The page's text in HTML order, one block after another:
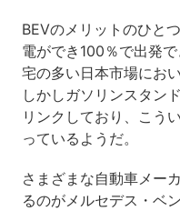
BEVのメリットのひと
電ができ100％で出発
宅の多い日本市場にお
しかしガソリンスタン
リンクしており、こう
っているようだ。
さまざまな自動車メー
るのがメルセデス・ベ